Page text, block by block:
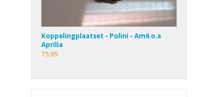
Koppelingplaatset - Polini - Am6 o.a
Aprilia
75,95